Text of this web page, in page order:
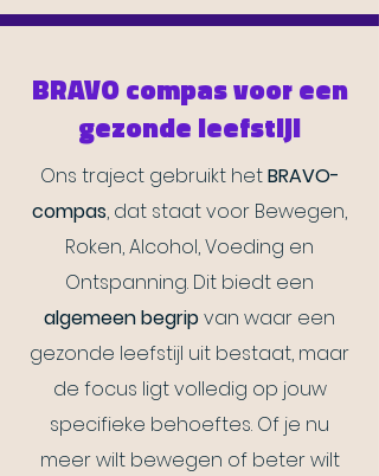
BRAVO compas voor een
gezonde leefstijl
Ons traject gebruikt hetBRAVO-
compas, dat staat voor Bewegen,
Roken, Alcohol, Voeding en
Ontspanning. Dit biedt een
algemeen begripvan waar een
gezonde leefstijl uit bestaat, maar
de focus ligt volledig op jouw
specifieke behoeftes. Of je nu
meer wilt bewegen of beter wilt